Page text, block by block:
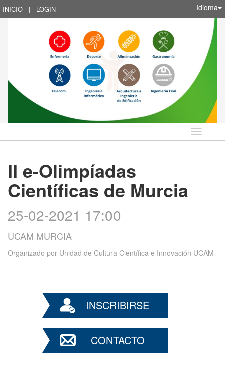
INICIO | LOGIN Idioma
Idioma
II e-Olimpíadas
Científicas de Murcia
25-02-2021 17:00
UCAM MURCIA
Organizado por Unidad de Cultura Científica e Innovación UCAM
INSCRIBIRSE
CONTACTO